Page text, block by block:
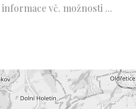
vč. možnosti ...